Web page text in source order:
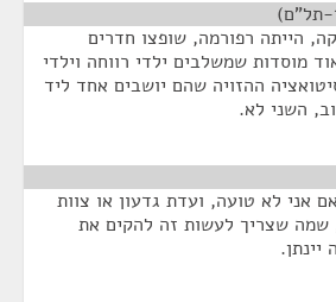
תל"ם)
הייתה רפורמה, שופצו חדרים
מוסדות שמשלבים ילדי רווחה וילדי
ההזויה שהם יושבים אחד ליד
השני לא.
אני לא טועה, ועדת גדעון או צוות
שמה שצריך לעשות זה להקים את
יינתן.